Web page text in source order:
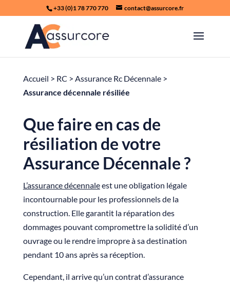
+33 (0)1 78 770 770 contact@assurcore.fr
Accueil > RC > Assurance Rc Décennale>
Assurance décennale résiliée
Que faire en cas de
résiliation de votre
Assurance Décennale ?
L’assurance décennaleest une obligation légale
incontournable pour les professionnels de la
construction. Elle garantit la réparation des
dommages pouvant compromettre la solidité d’un
ouvrage ou le rendre impropre à sa destination
pendant 10 ans après sa réception.
Cependant, il arrive qu’un contrat d’assurance